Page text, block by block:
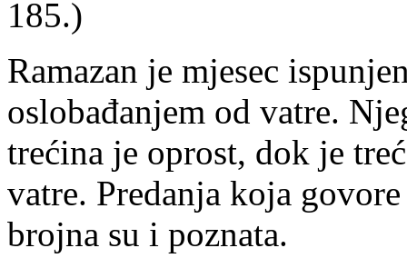
185.)
Ramazan je mjesec
oslobađanjem od vatre.
trećina je oprost, dok je
vatre. Predanja koja
brojna su i poznata.